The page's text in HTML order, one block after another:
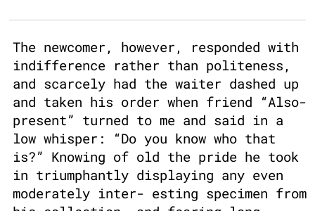
The newcomer, however, responded with
indifference rather than politeness,
and scarcely had the waiter dashed up
and taken his order when friend “Also-
present” turned to me and said in a
low whisper: “Do you know who that
is?” Knowing of old the pride he took
in triumphantly displaying any even
moderately inter- esting specimen from